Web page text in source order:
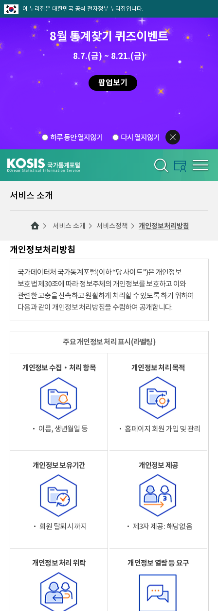
이 누리집은 대한민국 공식 전자정부 누리집입니다.
8월 통계찾기 퀴즈이벤트
8.7.(금) ~ 8.21.(금)
팝업보기
하루 동안 열지않기 다시 열지않기
서비스 소개
서비스 소개 서비스정책 개인정보처리방침
개인정보처리방침
국가데이터처 국가통계포털(이하 “당 사이트”)은 개인정보
보호법 제30조에 따라 정보주체의 개인정보를 보호하고 이와
관련한 고충을 신속하고 원활하게 처리할 수 있도록 하기 위하여
다음과 같이 개인정보 처리방침을 수립하여 공개합니다.
주요 개인정보 처리 표시(라벨링)
개인정보 수집‧처리 항목
‧ 이름, 생년월일 등
개인정보 처리 목적
‧ 홈페이지 회원 가입 및 관리
개인정보 보유기간
‧ 회원 탈퇴 시까지
개인정보 제공
‧ 제3자 제공 : 해당없음
개인정보 처리 위탁 개인정보 열람 등 요구